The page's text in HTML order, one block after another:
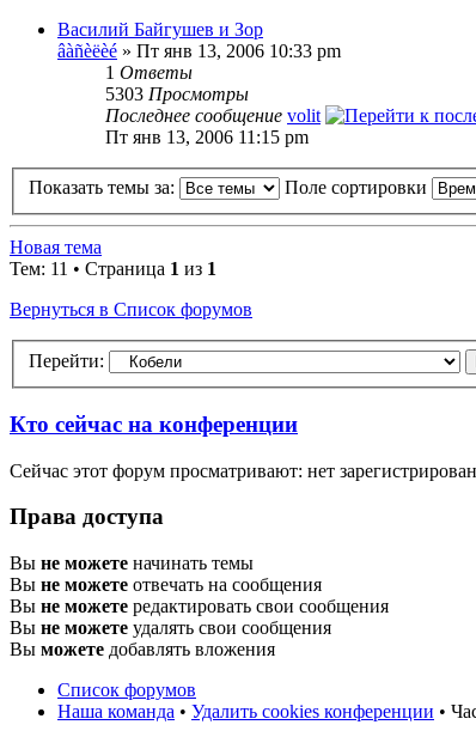
Василий Байгушев и Зор
âàñèëèé » Пт янв 13, 2006 10:33 pm
1 Ответы
5303 Просмотры
Последнее сообщение volit
Пт янв 13, 2006 11:15 pm
Показать темы за: Поле сортировки
Новая тема
Тем: 11 • Страница 1 из 1
Вернуться в Список форумов
Перейти:
Кто сейчас на конференции
Сейчас этот форум просматривают: нет
Права доступа
Вы не можете начинать темы
Вы не можете отвечать на сообщения
Вы не можете редактировать свои сообщения
Вы не можете удалять свои сообщения
Вы можете добавлять вложения
Список форумов
Наша команда • Удалить cookies конференции •